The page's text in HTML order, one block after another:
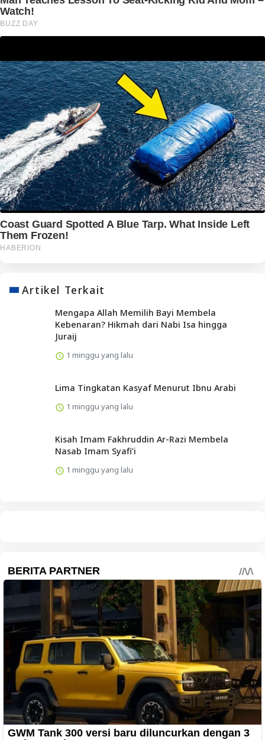
Artikel Terkait
Mengapa Allah Memilih Bayi Membela
Kebenaran? Hikmah dari Nabi Isa hingga
Juraij
1 minggu yang lalu
Lima Tingkatan Kasyaf Menurut Ibnu Arabi
1 minggu yang lalu
Kisah Imam Fakhruddin Ar-Razi Membela
Nasab Imam Syafi’i
1 minggu yang lalu